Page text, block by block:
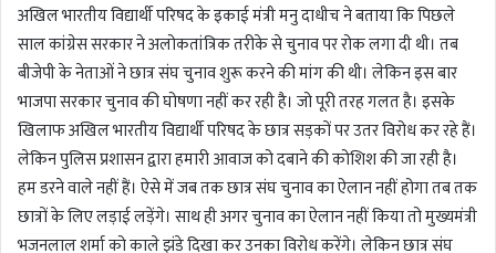
अखिल भारतीय विद्यार्थी परिषद के इकाई मंत्री मनु दाधीच ने बताया कि पिछले
साल कांग्रेस सरकार ने अलोकतांत्रिक तरीके से चुनाव पर रोक लगा दी थी। तब
बीजेपी के नेताओं ने छात्र संघ चुनाव शुरू करने की मांग की थी। लेकिन इस बार
भाजपा सरकार चुनाव की घोषणा नहीं कर रही है। जो पूरी तरह गलत है। इसके
खिलाफ अखिल भारतीय विद्यार्थी परिषद के छात्र सड़कों पर उतर विरोध कर रहे हैं।
लेकिन पुलिस प्रशासन द्वारा हमारी आवाज को दबाने की कोशिश की जा रही है।
हम डरने वाले नहीं हैं। ऐसे में जब तक छात्र संघ चुनाव का ऐलान नहीं होगा तब तक
छात्रों के लिए लड़ाई लड़ेंगे। साथ ही अगर चुनाव का ऐलान नहीं किया तो मुख्यमंत्री
भजनलाल शर्मा को काले झंडे दिखा कर उनका विरोध करेंगे। लेकिन छात्र संघ